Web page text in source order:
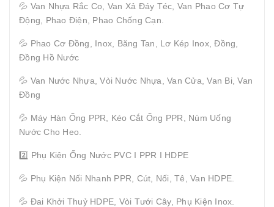
💦 Van Nhựa Rắc Co, Van Xả Đáy Téc, Van Phao Cơ Tự
Động, Phao Điện, Phao Chống Cạn.
💦 Phao Cơ Đồng, Inox, Băng Tan, Lơ Kép Inox, Đồng,
Đồng Hồ Nước
💦 Van Nước Nhựa, Vòi Nước Nhựa, Van Cửa, Van Bi, Van
Đồng
💦 Máy Hàn Ống PPR, Kéo Cắt Ống PPR, Núm Uống
Nước Cho Heo.
2️⃣ Phụ Kiện Ống Nước PVC I PPR I HDPE
💦 Phụ Kiện Nối Nhanh PPR, Cút, Nối, Tê, Van HDPE.
💦 Đai Khởi Thuỷ HDPE, Vòi Tưới Cây, Phụ Kiện Inox.